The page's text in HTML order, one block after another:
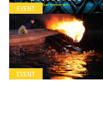
EVENT
EVENT